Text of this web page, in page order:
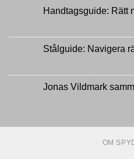
Handtagsguide: Rätt
till
Handtagsguide:
Rätt
rätt
användning
Stålguide: Navigera
till
Stålguide:
Navigera
Jonas Vildmark
Vildmark
OM